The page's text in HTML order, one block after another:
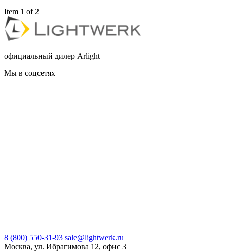
Item 1 of 2
официальный дилер Arlight
Мы в соцсетях
8 (800) 550-31-93 sale@lightwerk.ru
Москва, ул. Ибрагимова 12, офис 3